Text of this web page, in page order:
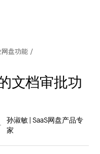
网盘功能 /
文档审批功
孙淑敏 | SaaS网盘产品专
家